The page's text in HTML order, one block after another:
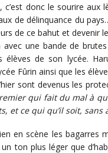
c’est donc le sourire aux
de délinquance du
de ce bahut et devenir
une bande de
élèves de son lycée.
Fûrin ainsi que les
sont devenus les
qui fait du mal à
et ce qui qu’il soit,
en scène les bagarres
un ton plus léger que